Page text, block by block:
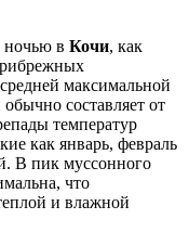
ночью в Кочи, как
максимальной
составляет от
температур
как январь, февраль
В пик муссонного
что
и влажной